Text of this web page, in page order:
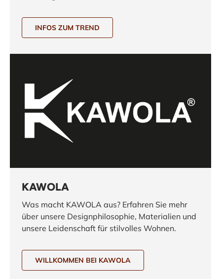
INFOS ZUM TREND
KAWOLA
Was macht KAWOLA aus? Erfahren Sie mehr
über unsere Designphilosophie, Materialien und
unsere Leidenschaft für stilvolles Wohnen.
WILLKOMMEN BEI KAWOLA